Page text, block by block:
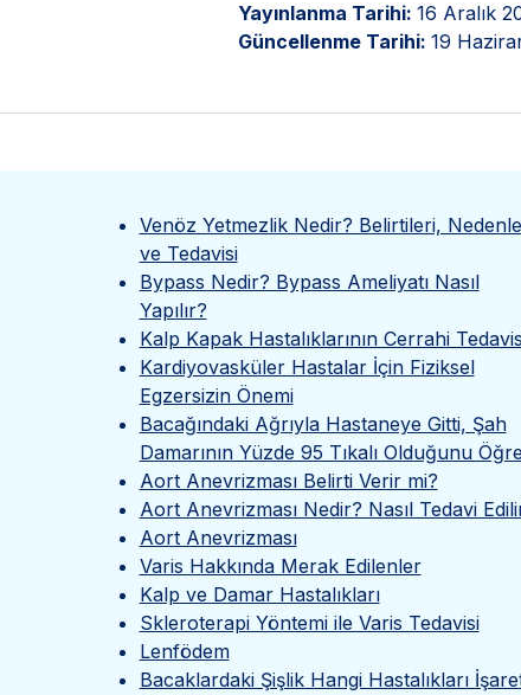
Yayınlanma Tarihi: 16 Aralık
Güncellenme Tarihi: 19
Venöz Yetmezlik Nedir? Belirtileri,
ve Tedavisi
Bypass Nedir? Bypass Ameliyatı Nasıl
Yapılır?
Kalp Kapak Hastalıklarının Cerrahi
Kardiyovasküler Hastalar İçin Fiziksel
Egzersizin Önemi
Bacağındaki Ağrıyla Hastaneye Gitti, Şah
Damarının Yüzde 95 Tıkalı Olduğunu
Aort Anevrizması Belirti Verir mi?
Aort Anevrizması Nedir? Nasıl Tedavi
Aort Anevrizması
Varis Hakkında Merak Edilenler
Kalp ve Damar Hastalıkları
Skleroterapi Yöntemi ile Varis Tedavisi
Lenfödem
Bacaklardaki Şişlik Hangi Hastalıkları